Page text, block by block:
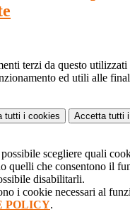
terzi da questo
ed utili alle
tutti i cookies Accetta tutti
scegliere quali
quelli che consentono il
disabilitarli.
i cookie necessari al
POLICY.